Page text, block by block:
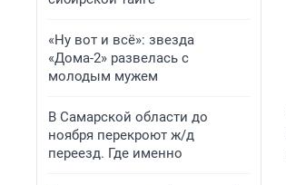
«Ну вот и всё»: звезда
«Дома-2» развелась с
молодым мужем
В Самарской области до
ноября перекроют ж/д
переезд. Где именно